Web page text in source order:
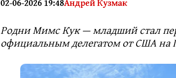
02-06-2026 19:48Андрей Кузмак
Родни Мимс Кук — младший стал
официальным делегатом от США